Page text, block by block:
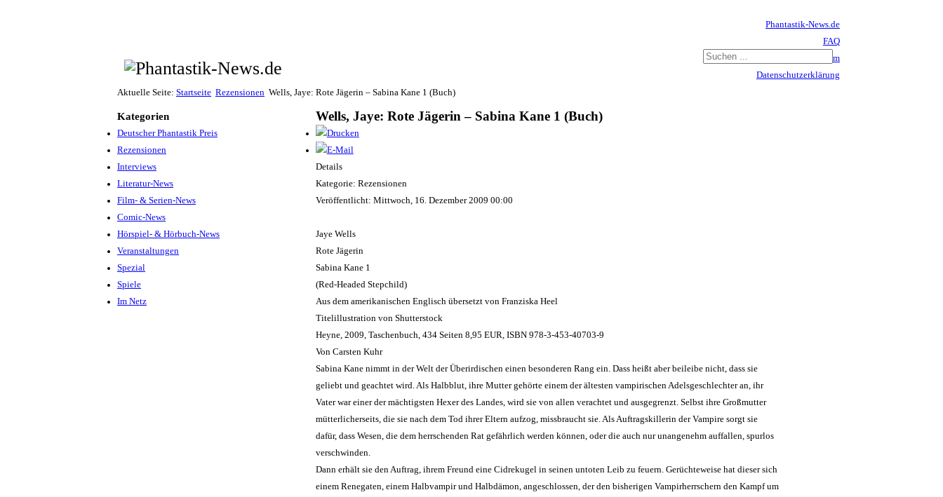
Phantastik-News.de
FAQ
Impressum
Datenschutzerklärung
Aktuelle Seite: Startseite Rezensionen Wells, Jaye: Rote Jägerin – Sabina Kane 1 (Buch)
Kategorien
Deutscher Phantastik Preis
Rezensionen
Interviews
Literatur-News
Film- & Serien-News
Comic-News
Hörspiel- & Hörbuch-News
Veranstaltungen
Spezial
Spiele
Im Netz
Wells, Jaye: Rote Jägerin – Sabina Kane 1 (Buch)
Details
Kategorie: Rezensionen
Veröffentlicht: Mittwoch, 16. Dezember 2009 00:00
Jaye Wells
Rote Jägerin
Sabina Kane 1
(Red-Headed Stepchild)
Aus dem amerikanischen Englisch übersetzt von Franziska Heel
Titelillustration von Shutterstock
Heyne, 2009, Taschenbuch, 434 Seiten 8,95 EUR, ISBN 978-3-453-40703-9
Von Carsten Kuhr
Sabina Kane nimmt in der Welt der Überirdischen einen besonderen Rang ein. Dass heißt aber beileibe nicht, dass sie
geliebt und geachtet wird. Als Halbblut, ihre Mutter gehörte einem der ältesten vampirischen Adelsgeschlechter an, ihr
Vater war einer der mächtigsten Hexer des Landes, wird sie von allen verachtet und ausgegrenzt. Selbst ihre Großmutter
mütterlicherseits, die sie nach dem Tod ihrer Eltern aufzog, missbraucht sie. Als Auftragskillerin der Vampire sorgt sie
dafür, dass Wesen, die dem herrschenden Rat gefährlich werden können, oder die auch nur unangenehm auffallen, spurlos
verschwinden.
Dann erhält sie den Auftrag, ihrem Freund eine Cidrekugel in seinen untoten Leib zu feuern. Gerüchteweise hat dieser sich
einem Renegaten, einem Halbvampir und Halbdämon, angeschlossen, der den bisherigen Vampirherrschern den Kampf um